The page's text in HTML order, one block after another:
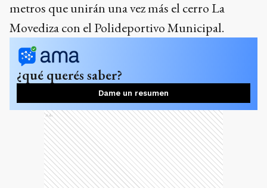
metros que unirán una vez más el cerro La
Movediza con el Polideportivo Municipal.
¿qué querés saber?
Dame un resumen
Ads